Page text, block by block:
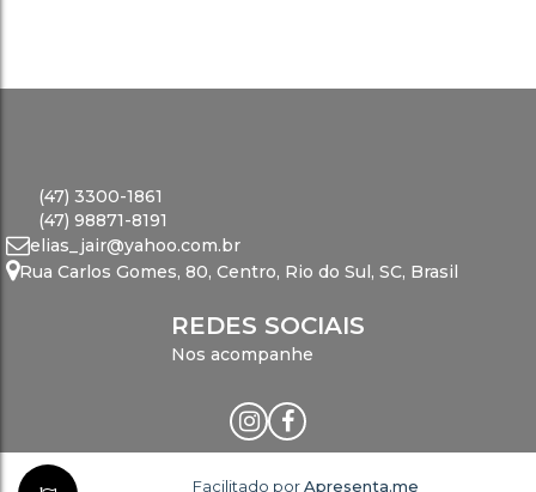
(47) 3300-1861
(47) 98871-8191
elias_jair@yahoo.com.br
Rua Carlos Gomes, 80, Centro, Rio do Sul, SC, Brasil
REDES SOCIAIS
Nos acompanhe
Facilitado porApresenta.me